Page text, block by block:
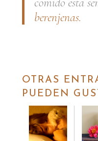
berenjenas.
OTRAS
PUEDEN